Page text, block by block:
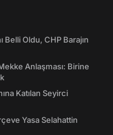
Oldu, CHP Barajın
Anlaşması: Birine
Katılan Seyirci
Yasa Selahattin